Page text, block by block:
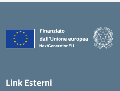
Link Esterni